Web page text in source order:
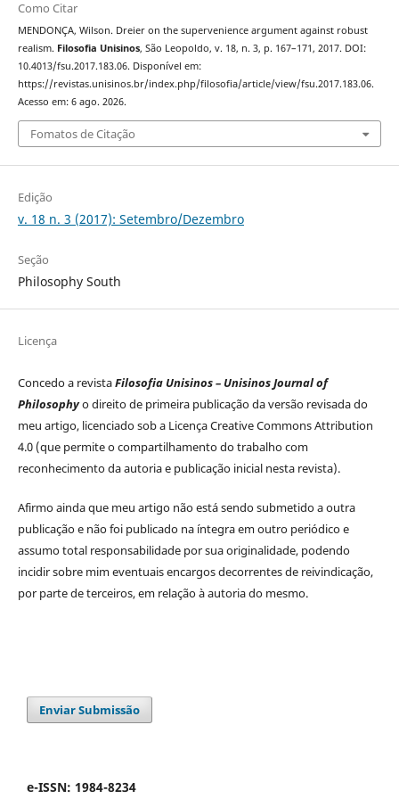
Como Citar
MENDONÇA, Wilson. Dreier on the supervenience argument against robust
realism. Filosofia Unisinos, São Leopoldo, v. 18, n. 3, p. 167–171, 2017. DOI:
10.4013/fsu.2017.183.06. Disponível em:
https://revistas.unisinos.br/index.php/filosofia/article/view/fsu.2017.183.06.
Acesso em: 6 ago. 2026.
Fomatos de Citação
Edição
v. 18 n. 3 (2017): Setembro/Dezembro
Seção
Philosophy South
Licença
Concedo a revistaFilosofia Unisinos – Unisinos Journal of
Philosophyo direito de primeira publicação da versão revisada do
meu artigo, licenciado sob a Licença Creative Commons Attribution
4.0 (que permite o compartilhamento do trabalho com
reconhecimento da autoria e publicação inicial nesta revista).
Afirmo ainda que meu artigo não está sendo submetido a outra
publicação e não foi publicado na íntegra em outro periódico e
assumo total responsabilidade por sua originalidade, podendo
incidir sobre mim eventuais encargos decorrentes de reivindicação,
por parte de terceiros, em relação à autoria do mesmo.
Enviar Submissão
e-ISSN: 1984-8234